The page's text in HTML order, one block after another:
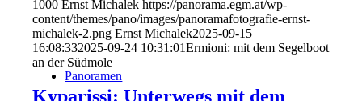
Panoramen
1000 Ernst Michalek https://panorama.egm.at/wp-
content/themes/pano/images/panoramafotografie-ernst-
michalek-2.png Ernst Michalek2025-09-15
16:08:332025-09-24 10:31:01Ermioni: mit dem Segelboot
an der Südmole
Kyparissi: Unterwegs mit dem